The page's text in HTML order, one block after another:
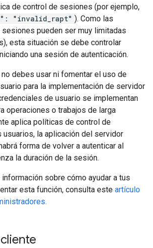
de control de sesiones (por ejemplo,
"invalid_rapt" ). Como las
pueden ser muy limitadas
esta situación se debe controlar
una sesión de autenticación.
debes usar ni fomentar el uso de
para la implementación de servidor
de usuario se implementan
operaciones o trabajos de larga
aplica políticas de control de
la aplicación del servidor
forma de volver a autenticar al
la duración de la sesión.
sobre cómo ayudar a tus
esta función, consulta este artículo